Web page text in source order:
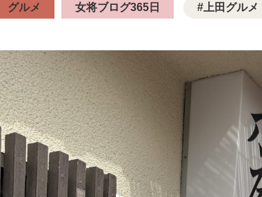
グルメ 女将ブログ365日 上田グルメ